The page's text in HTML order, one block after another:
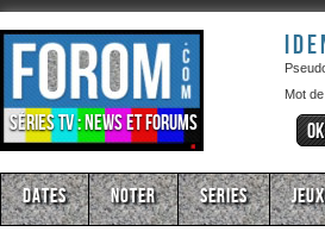
Séries TV : news et forums
Mot
Dates Noter Series Jeux